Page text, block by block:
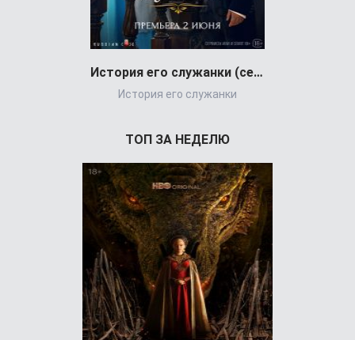
История его служанки (сериал)
История его служанки
ТОП ЗА НЕДЕЛЮ